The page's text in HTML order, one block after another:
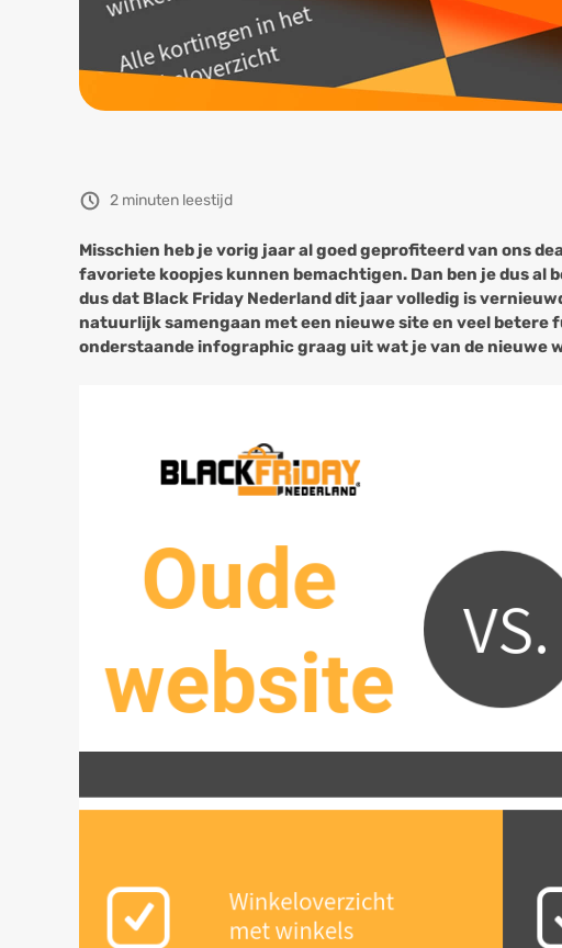
2 minuten leestijd
Misschien heb je vorig jaar al goed geprofiteerd van ons
favoriete koopjes kunnen bemachtigen. Dan ben je dus al
dus dat Black Friday Nederland dit jaar volledig is
natuurlijk samengaan met een nieuwe site en veel betere
onderstaande infographic graag uit wat je van de nieuwe